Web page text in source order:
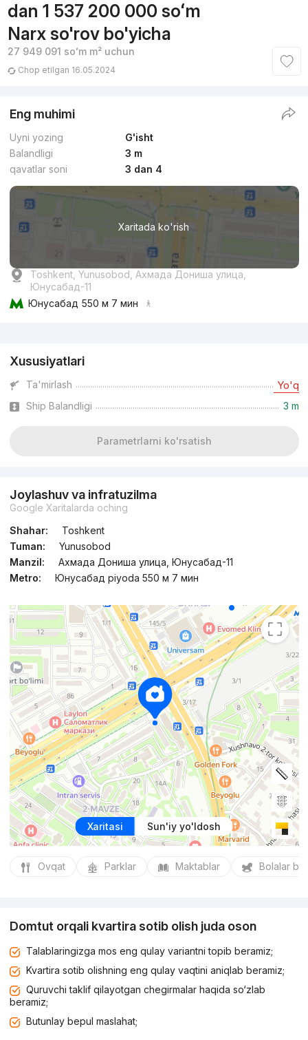
dan 1 537 200 000 soʻm
Narx so'rov bo'yicha
27 949 091 soʻmm² uchun
Chop etilgan 16.05.2024
Eng muhimi
Uyni yozing
G'isht
Balandligi
3 m
qavatlar soni
3 dan 4
Xaritada ko'rish
Toshkent, Yunusobod, Ахмада Дониша улица,
Юнусабад-11
Юнусабад 550 м 7 мин
Xususiyatlari
Ta'mirlash Yo'q
Ship Balandligi 3 m
Parametrlarni ko'rsatish
Joylashuv va infratuzilma
Google Xaritalarda oching
Shahar:
Toshkent
Tuman:
Yunusobod
Manzil:
Ахмада Дониша улица, Юнусабад-11
Metro:
Юнусабад piyoda 550 м 7 мин
Xaritasi Sun'iy yo'ldosh
Ovqat Parklar Maktablar Bolalar
Domtut orqali kvartira sotib olish juda oson
Talablaringizga mos eng qulay variantni topib beramiz;
Kvartira sotib olishning eng qulay vaqtini aniqlab beramiz;
Quruvchi taklif qilayotgan chegirmalar haqida so‘zlab
beramiz;
Butunlay bepul maslahat;